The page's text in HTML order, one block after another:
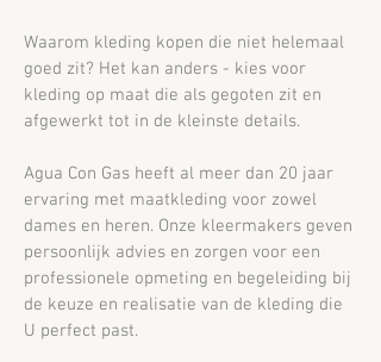
Waarom kleding kopen die niet helemaal
goed zit? Het kan anders - kies voor
kleding op maat die als gegoten zit en
afgewerkt tot in de kleinste details.
Agua Con Gas heeft al meer dan 20 jaar
ervaring met maatkleding voor zowel
dames en heren. Onze kleermakers geven
persoonlijk advies en zorgen voor een
professionele opmeting en begeleiding bij
de keuze en realisatie van de kleding die
U perfect past.